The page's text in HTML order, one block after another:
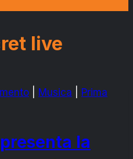
live
Musica
Prima
la